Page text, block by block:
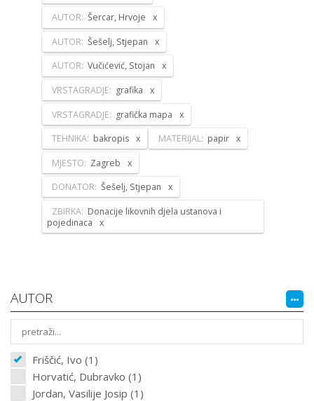
AUTOR: Šercar, Hrvoje
AUTOR: Šešelj, Stjepan
AUTOR: Vučićević, Stojan
VRSTAGRADJE: grafika
VRSTAGRADJE: grafička mapa
TEHNIKA: bakropis MATERIJAL: papir
MJESTO: Zagreb
DONATOR: Šešelj, Stjepan
ZBIRKA: Donacije likovnih djela ustanova i
pojedinaca
AUTOR
Friščić, Ivo (1)
Horvatić, Dubravko (1)
Jordan, Vasilije Josip (1)